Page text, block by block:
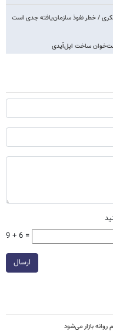
/ خطر نفوذ سازمان‌یافته جدی است
ساخت اپل‌آیدی
9 + 6 =
ارسال